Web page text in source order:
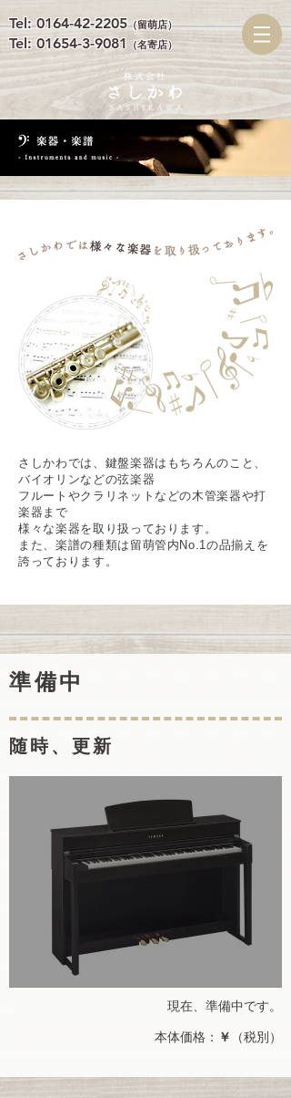
​Tel: 0164-42-2205（留萌店）
​Tel: 01654-3-9081 （名寄店）
さしかわでは、鍵盤楽器はもちろんのこと、
バイオリンなどの弦楽器
フルートやクラリネットなどの木管楽器や打
楽器まで
様々な楽器を取り扱っております。
また、楽譜の種類は留萌管内No.1の品揃えを
誇っております。
準備中
随時、更新
現在、準備中です。
本体価格： ￥ （税別）